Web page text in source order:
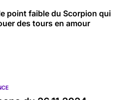
point faible du Scorpion qui
des tours en amour